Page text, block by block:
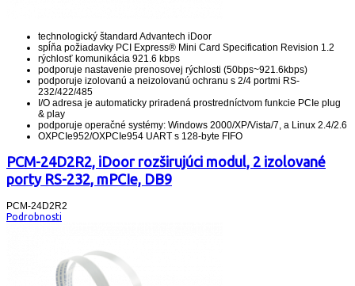
technologický štandard Advantech iDoor
spĺňa požiadavky PCI Express® Mini Card Specification Revision 1.2
rýchlosť komunikácia 921.6 kbps
podporuje nastavenie prenosovej rýchlosti (50bps~921.6kbps)
podporuje izolovanú a neizolovanú ochranu s 2/4 portmi RS-
232/422/485
I/O adresa je automaticky priradená prostredníctvom funkcie PCIe plug
& play
podporuje operačné systémy: Windows 2000/XP/Vista/7, a Linux 2.4/2.6
OXPCIe952/OXPCIe954 UART s 128-byte FIFO
PCM-24D2R2, iDoor rozširujúci modul, 2 izolované
porty RS-232, mPCIe, DB9
PCM-24D2R2
Podrobnosti